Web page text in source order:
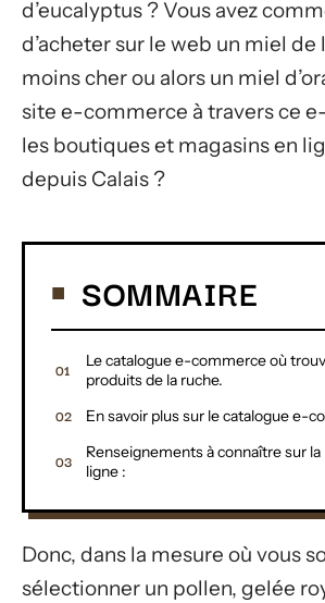
d’eucalyptus ? Vous avez
d’acheter sur le web un miel de
moins cher ou alors un miel
site e-commerce à travers ce
les boutiques et magasins en
depuis Calais ?
SOMMAIRE
Le catalogue e-commerce où
produits de la ruche.
En savoir plus sur le catalogue e-
Renseignements à connaître sur
ligne :
Donc, dans la mesure où vous
sélectionner un pollen, gelée